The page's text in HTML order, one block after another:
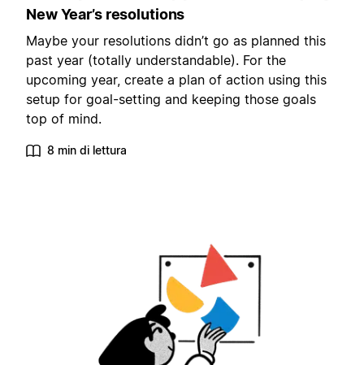
New Year’s resolutions
Maybe your resolutions didn’t go as planned this
past year (totally understandable). For the
upcoming year, create a plan of action using this
setup for goal-setting and keeping those goals
top of mind.
8 min di lettura